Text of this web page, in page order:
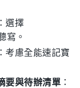
：選擇
寫。
：考慮全能速記寶
要與待辦清單 ：